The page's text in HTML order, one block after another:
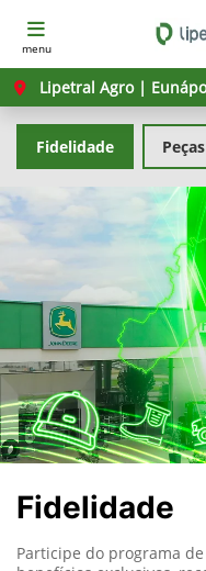
menu
Lipetral Agro |
Peças
Fidelidade
Fidelidade
Participe do programa